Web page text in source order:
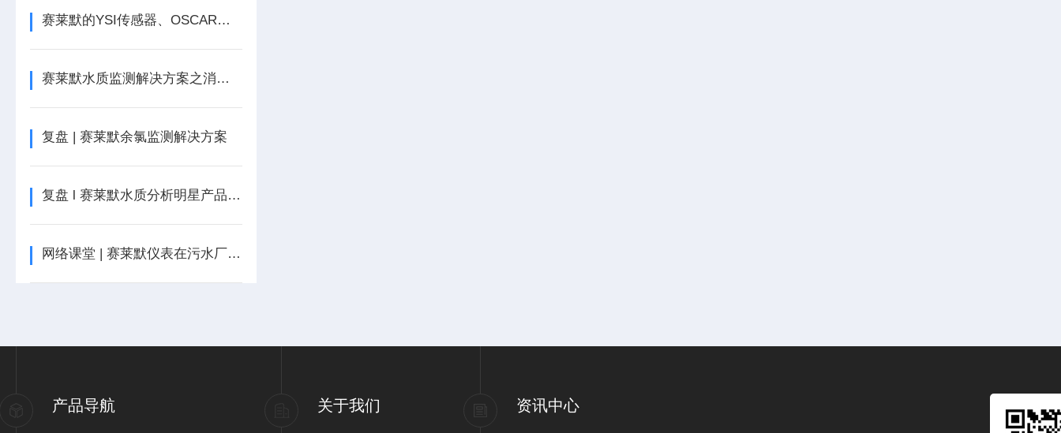
赛莱默的YSI传感器、OSCAR系统和DINO控制器
赛莱默水质监测解决方案之消毒剂
复盘 | 赛莱默余氯监测解决方案
复盘 l 赛莱默水质分析明星产品简介
网络课堂 | 赛莱默仪表在污水厂节能减排的应用
产品导航 关于我们 资讯中心